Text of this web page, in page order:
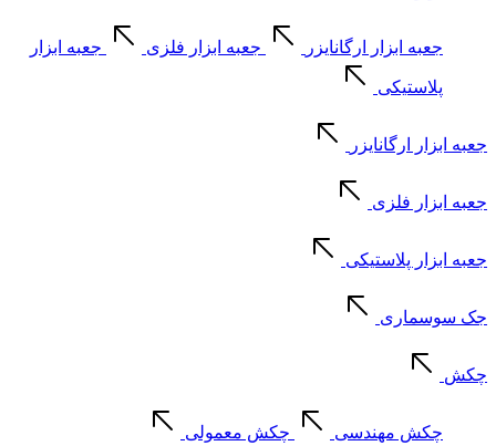
جعبه ابزار ارگانایزر جعبه ابزار فلزی جعبه ابزار
پلاستیکی
جعبه ابزار ارگانایزر
جعبه ابزار فلزی
جعبه ابزار پلاستیکی
جک سوسماری
چکش
چکش مهندسی چکش معمولی